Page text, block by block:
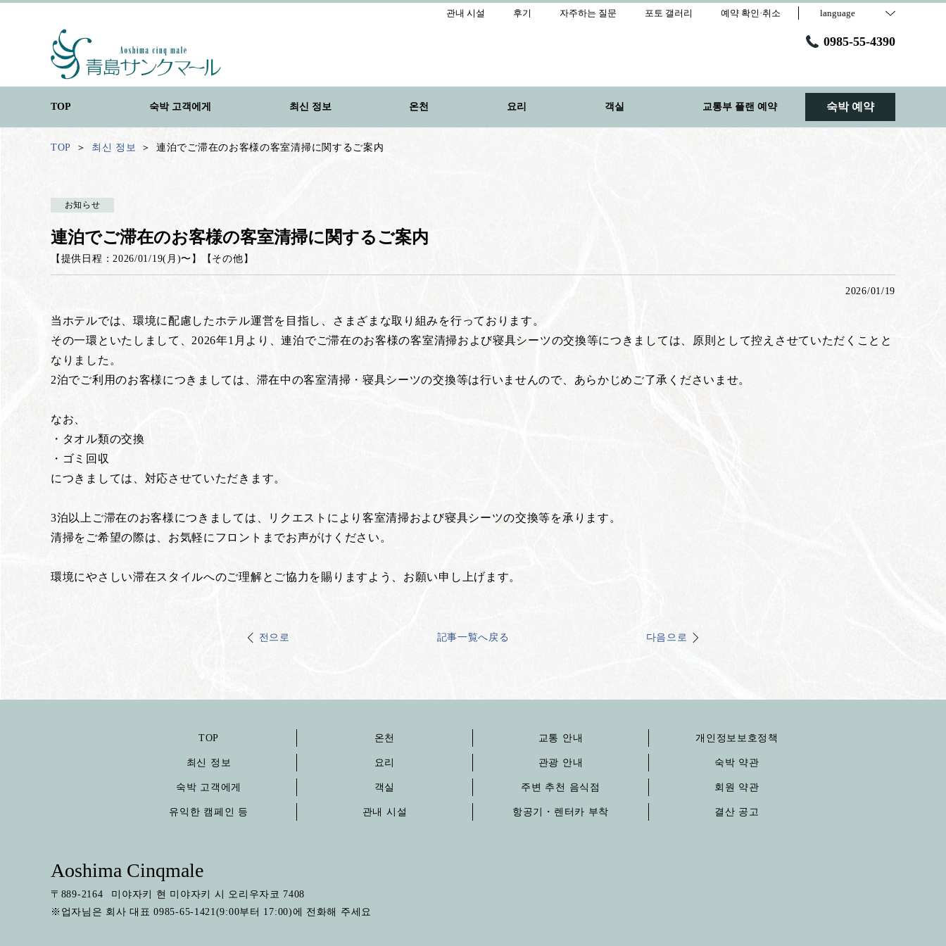
관내 시설 후기 자주하는 질문 포토 갤러리 예약 확인·취소 language
0985-55-4390
TOP 숙박 고객에게 최신 정보 온천 요리 객실 교통부 플랜 예약 숙박 예약
TOP 최신 정보 連泊でご滞在のお客様の客室清掃に関するご案内
お知らせ
連泊でご滞在のお客様の客室清掃に関するご案内
【提供日程：2026/01/19(月)〜】 【 その他 】
2026/01/19
当ホテルでは、環境に配慮したホテル運営を目指し、さまざまな取り組みを行っております。
その一環といたしまして、2026年1月より、連泊でご滞在のお客様の客室清掃および寝具シーツの交換等につきましては、原則として控えさせていただくことと
なりました。
2泊でご利用のお客様につきましては、滞在中の客室清掃・寝具シーツの交換等は行いませんので、あらかじめご了承くださいませ。
なお、
・タオル類の交換
・ゴミ回収
につきましては、対応させていただきます。
3泊以上ご滞在のお客様につきましては、リクエストにより客室清掃および寝具シーツの交換等を承ります。
清掃をご希望の際は、お気軽にフロントまでお声がけください。
環境にやさしい滞在スタイルへのご理解とご協力を賜りますよう、お願い申し上げます。
전으로 記事一覧へ戻る 다음으로
TOP
최신 정보
숙박 고객에게
유익한 캠페인 등
온천
요리
객실
관내 시설
교통 안내
관광 안내
주변 추천 음식점
항공기・렌터카 부착
개인정보보호정책
숙박 약관
회원 약관
결산 공고
Aoshima Cinqmale
〒 889-2164
미야자키 현 미야자키 시 오리우자코 7408
※업자님은 회사 대표 0985-65-1421(9:00부터 17:00)에 전화해 주세요